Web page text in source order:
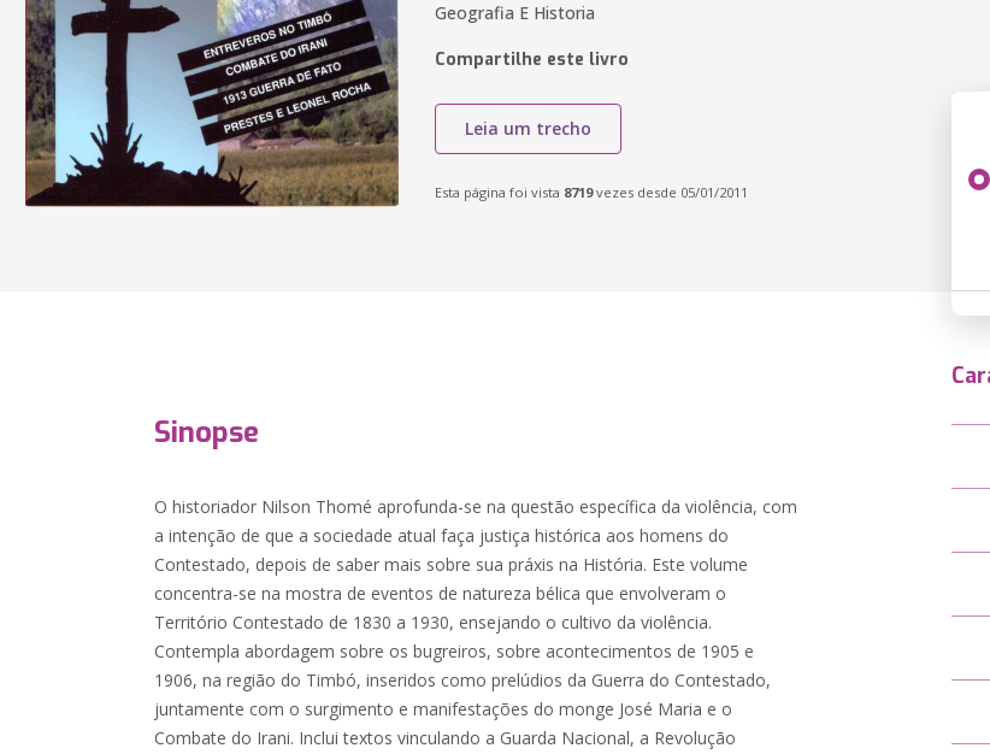
Geografia E Historia
Compartilhe este livro
Leia um trecho
Esta página foi vista 8719vezes desde 05/01/2011
Sinopse
O historiador Nilson Thomé aprofunda-se na questão específica da violência, com
a intenção de que a sociedade atual faça justiça histórica aos homens do
Contestado, depois de saber mais sobre sua práxis na História. Este volume
concentra-se na mostra de eventos de natureza bélica que envolveram o
Território Contestado de 1830 a 1930, ensejando o cultivo da violência.
Contempla abordagem sobre os bugreiros, sobre acontecimentos de 1905 e
1906, na região do Timbó, inseridos como prelúdios da Guerra do Contestado,
juntamente com o surgimento e manifestações do monge José Maria e o
Combate do Irani. Inclui textos vinculando a Guarda Nacional, a Revolução